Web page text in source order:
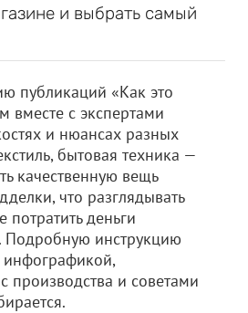
и выбрать самый
публикаций «Как это
вместе с экспертами
и нюансах разных
бытовая техника —
качественную вещь
что разглядывать
потратить деньги
инструкцию
производства и советами